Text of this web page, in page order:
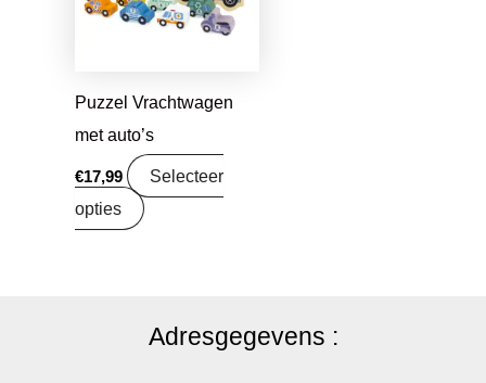
Puzzel Vrachtwagen
met auto’s
€17,99
Selecteer
opties
Adresgegevens :